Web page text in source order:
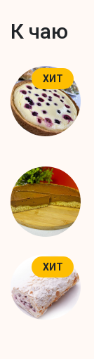
К чаю
ХИТ
ХИТ